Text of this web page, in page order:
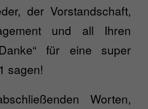
der Vorstandschaft,
und all Ihren
für eine super
sagen!
Worten,
Cookies akzeptieren
grundlegende Funktionen und sind für
Informationen anzeigen